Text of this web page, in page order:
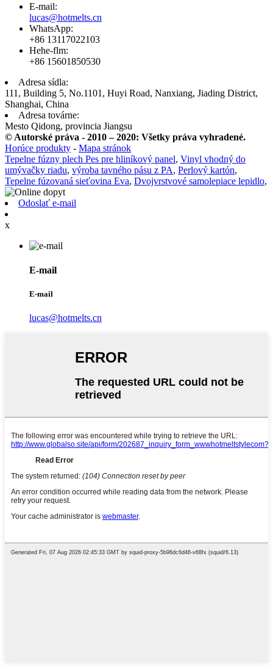
E-mail:
lucas@hotmelts.cn
WhatsApp:
+86 13117022103
Hehe-flm:
+86 15601850530
Adresa sídla:
111, Building 5, No.1101, Huyi Road, Nanxiang, Jiading District,
Shanghai, China
Adresa továrne:
Mesto Qidong, provincia Jiangsu
© Autorské práva - 2010 – 2020: Všetky práva vyhradené.
Horúce produkty - Mapa stránok
Tepelne fúzny plech Pes pre hliníkový panel, Vinyl vhodný do
umývačky riadu, výroba tavného pásu z PA, Perlový kartón,
Tepelne fúzovaná sieťovina Eva, Dvojvrstvové samolepiace lepidlo,
Odoslať e-mail
x
E-mail
E-mail
lucas@hotmelts.cn